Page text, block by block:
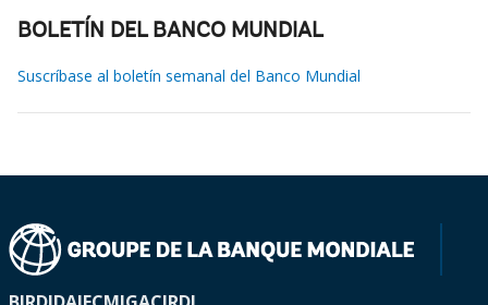
BOLETÍN DEL BANCO MUNDIAL
Suscríbase al boletín semanal del Banco Mundial